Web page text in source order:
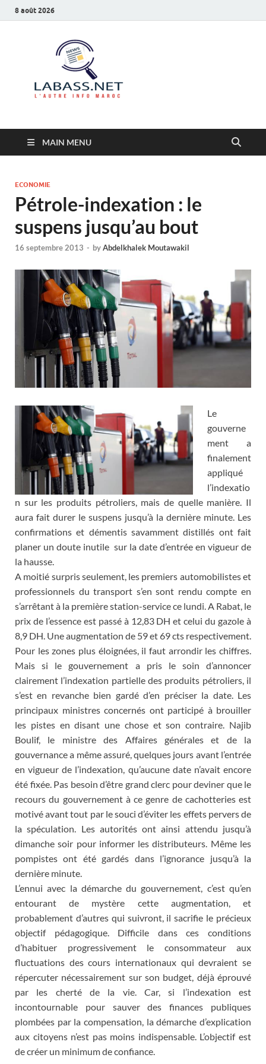
8 août 2026
MAIN MENU
ECONOMIE
Pétrole-indexation : le
suspens jusqu’au bout
16 septembre 2013 - byAbdelkhalek Moutawakil
Le
gouverne
ment a
finalement
appliqué
l’indexatio
n sur les produits pétroliers, mais de quelle manière. Il
aura fait durer le suspens jusqu’à la dernière minute. Les
confirmations et démentis savamment distillés ont fait
planer un doute inutile sur la date d’entrée en vigueur de
la hausse.
A moitié surpris seulement, les premiers automobilistes et
professionnels du transport s’en sont rendu compte en
s’arrêtant à la première station-service ce lundi. A Rabat, le
prix de l’essence est passé à 12,83 DH et celui du gazole à
8,9 DH. Une augmentation de 59 et 69 cts respectivement.
Pour les zones plus éloignées, il faut arrondir les chiffres.
Mais si le gouvernement a pris le soin d’annoncer
clairement l’indexation partielle des produits pétroliers, il
s’est en revanche bien gardé d’en préciser la date. Les
principaux ministres concernés ont participé à brouiller
les pistes en disant une chose et son contraire. Najib
Boulif, le ministre des Affaires générales et de la
gouvernance a même assuré, quelques jours avant l’entrée
en vigueur de l’indexation, qu’aucune date n’avait encore
été fixée. Pas besoin d’être grand clerc pour deviner que le
recours du gouvernement à ce genre de cachotteries est
motivé avant tout par le souci d’éviter les effets pervers de
la spéculation. Les autorités ont ainsi attendu jusqu’à
dimanche soir pour informer les distributeurs. Même les
pompistes ont été gardés dans l’ignorance jusqu’à la
dernière minute.
L’ennui avec la démarche du gouvernement, c’est qu’en
entourant de mystère cette augmentation, et
probablement d’autres qui suivront, il sacrifie le précieux
objectif pédagogique. Difficile dans ces conditions
d’habituer progressivement le consommateur aux
fluctuations des cours internationaux qui devraient se
répercuter nécessairement sur son budget, déjà éprouvé
par les cherté de la vie. Car, si l’indexation est
incontournable pour sauver des finances publiques
plombées par la compensation, la démarche d’explication
aux citoyens n’est pas moins indispensable. L’objectif est
de créer un minimum de confiance.